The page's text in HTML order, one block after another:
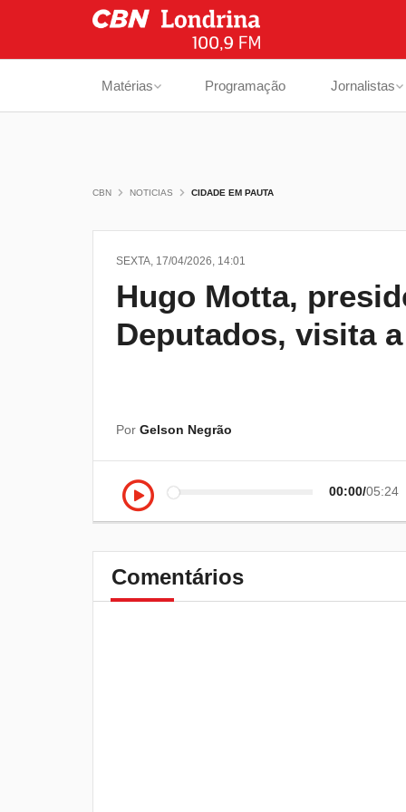
Matérias Programação Jornalistas
CBN NOTICIAS CIDADE EM PAUTA
SEXTA, 17/04/2026, 14:01
Hugo Motta,
Deputados, visita
Por Gelson Negrão
00:00 05:24
Comentários